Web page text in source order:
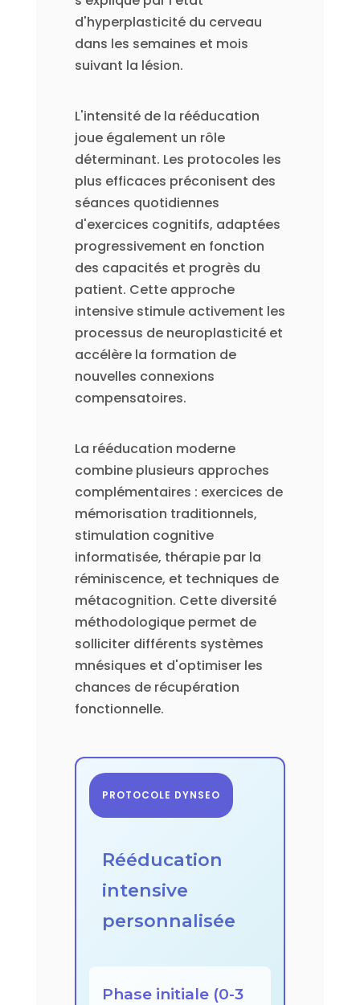
d'hyperplasticité du cerveau
dans les semaines et mois
suivant la lésion.
L'intensité de la rééducation
joue également un rôle
déterminant. Les protocoles les
plus efficaces préconisent des
séances quotidiennes
d'exercices cognitifs, adaptées
progressivement en fonction
des capacités et progrès du
patient. Cette approche
intensive stimule activement les
processus de neuroplasticité et
accélère la formation de
nouvelles connexions
compensatoires.
La rééducation moderne
combine plusieurs approches
complémentaires : exercices de
mémorisation traditionnels,
stimulation cognitive
informatisée, thérapie par la
réminiscence, et techniques de
métacognition. Cette diversité
méthodologique permet de
solliciter différents systèmes
mnésiques et d'optimiser les
chances de récupération
fonctionnelle.
PROTOCOLE DYNSEO
Rééducation
intensive
personnalisée
Phase initiale (0-3